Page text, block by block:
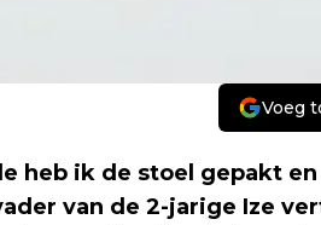
Voeg
heb ik de stoel gepakt
van de 2-jarige Ize